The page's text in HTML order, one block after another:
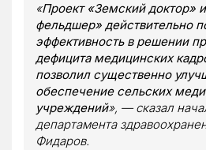
«Проект «Земский доктор»
фельдшер» действительно
эффективность в решении
дефицита медицинских
позволил существенно
обеспечение сельских
учреждений», — сказал
департамента
Фидаров.